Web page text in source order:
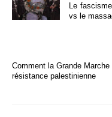
Le
vs le
Comment la Grande
résistance palestinienne